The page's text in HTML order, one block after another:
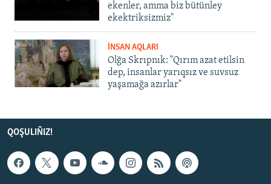
ekenler, amma biz bütünley
ekektriksizmiz"
İNSAN AQLARI
Olğa Skrıpnık: "Qırım azat etilsin
dep, insanlar yarıqsız ve suvsuz
yaşamağa azırlar"
QOŞULIÑIZ!